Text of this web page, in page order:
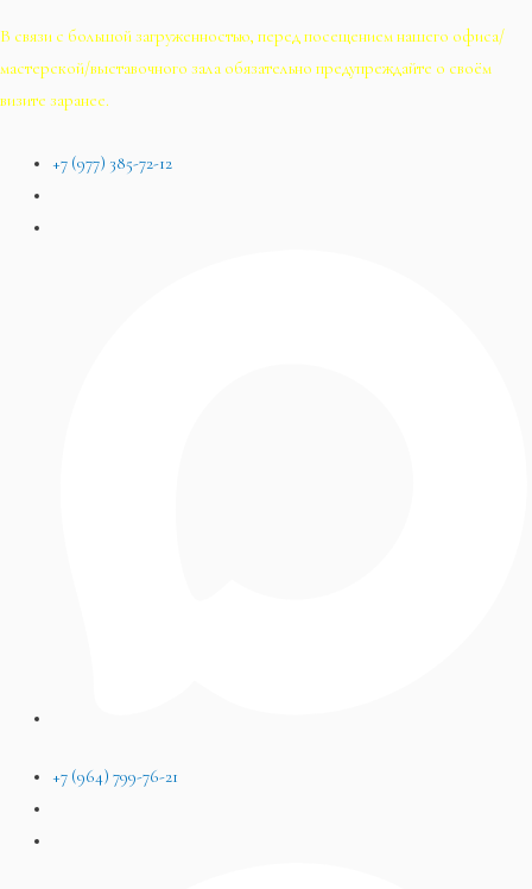
В связи с большой загруженностью, перед посещением нашего офиса/
мастерской/выставочного зала обязательно предупреждайте о своём
визите заранее.
+7 (977) 385-72-12
+7 (964) 799-76-21